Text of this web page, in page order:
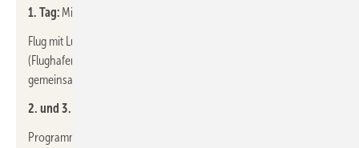
1. Tag: Mittwoch, 25.09.2024 Frankfurt – Venedig
Flug mit Lufthansa von Frankfurt am Main nach Venedig
(Flughafen Marco Polo). Transfer zum Hotel in Feltre, erstes
gemeinsames Abendessen.
2. und 3. Tag:
Programm vor Ort, u. a. mit der Werksbesichtigung und